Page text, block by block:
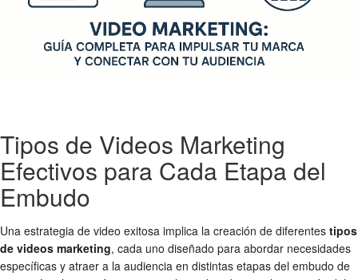
Tipos de Videos Marketing
Efectivos para Cada Etapa del
Embudo
Una estrategia de video exitosa implica la creación de diferentes tipos
de videos marketing, cada uno diseñado para abordar necesidades
específicas y atraer a la audiencia en distintas etapas del embudo de